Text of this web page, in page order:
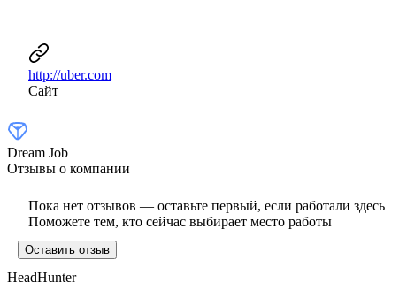
http://uber.com
Сайт
Dream Job
Отзывы о компании
Пока нет отзывов — оставьте первый, если работали здесь
Поможете тем, кто сейчас выбирает место работы
Оставить отзыв
HeadHunter